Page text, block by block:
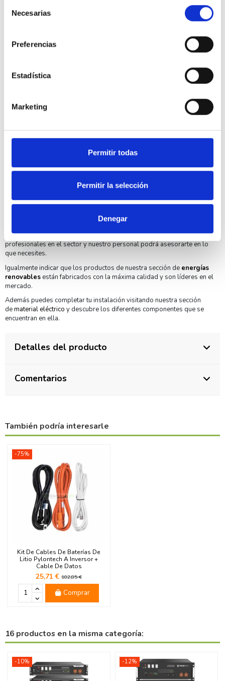
Necesarias
Preferencias
Estadística
Marketing
Permitir todas
Permitir la selección
Denegar
4800WH 48V más Rack 19"
Por otro lado, tenemos todo tipo depaneles solares
placas solares,inversores,reguladores,cuadros de protecciónokit
solares completos
complementario
a este producto. Con la Pylontech US5000 Pack 4 Baterías de litio
manera profesional. Aparte en DivisionLED somos expertos
profesionales en el sector y nuestro personal podrá asesorarte en lo
que necesites.
Igualmente indicar que los productos de nuestra sección de energías
renovablesestán fabricados con la máxima calidad y son líderes en el
mercado.
Además puedes completar tu instalación visitando nuestra sección
dematerial eléctrico y descubre los diferentes componentes que se
encuentran en ella.
Detalles del producto
Comentarios
También podría interesarle
-75%
Kit De Cables De Baterías De
Litio Pylontech A Inversor +
Cable De Datos
25,71 € 102,85 €
Comprar
16 productos en la misma categoría:
-10% -12%